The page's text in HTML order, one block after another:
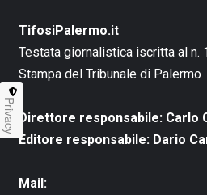
TifosiPalermo.it
Testata giornalistica iscritta al
Stampa del Tribunale di Palermo
Direttore responsabile: Carlo
Editore responsabile: Dario
Mail:
Privacy